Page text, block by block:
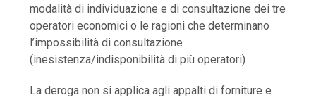
modalità di individuazione e di consultazione dei tre
operatori economici o le ragioni che determinano
l’impossibilità di consultazione
(inesistenza/indisponibilità di più operatori)
La deroga non si applica agli appalti di forniture e